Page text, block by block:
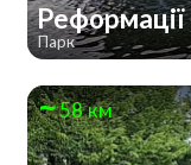
Реформації
Парк
58 км